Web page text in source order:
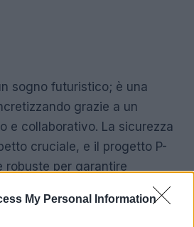
My Personal Information
sogno futuristico; è una
grazie a un
e collaborativo. La sicurezza
cruciale, e il progetto P-
robuste per garantire
salvaguardando il porto